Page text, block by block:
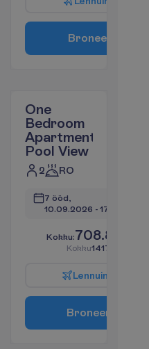
Bronee
One
Bedroom
Apartment
Pool View
2 RO
7 ööd,
10.09.2026 - 17.09.2026
Kokku:708.85
Kokku1417.71
Lennuin
Broneer